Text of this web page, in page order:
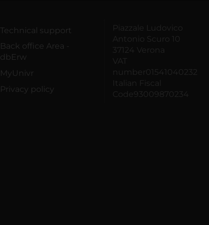
Technical support
Back office Area -
dbErw
MyUnivr
Privacy policy
Piazzale Ludovico
Antonio Scuro 10
37124 Verona
VAT
number01541040232
Italian Fiscal
Code93009870234